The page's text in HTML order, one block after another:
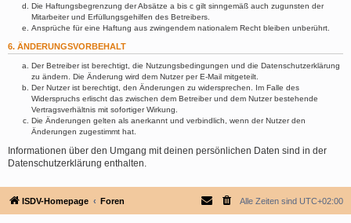
Die Haftungsbegrenzung der Absätze a bis c gilt sinngemäß auch zugunsten der
Mitarbeiter und Erfüllungsgehilfen des Betreibers.
Ansprüche für eine Haftung aus zwingendem nationalem Recht bleiben unberührt.
6. ÄNDERUNGSVORBEHALT
Der Betreiber ist berechtigt, die Nutzungsbedingungen und die Datenschutzerklärung
zu ändern. Die Änderung wird dem Nutzer per E-Mail mitgeteilt.
Der Nutzer ist berechtigt, den Änderungen zu widersprechen. Im Falle des
Widerspruchs erlischt das zwischen dem Betreiber und dem Nutzer bestehende
Vertragsverhältnis mit sofortiger Wirkung.
Die Änderungen gelten als anerkannt und verbindlich, wenn der Nutzer den
Änderungen zugestimmt hat.
Informationen über den Umgang mit deinen persönlichen Daten sind in der
Datenschutzerklärung enthalten.
ISDV-Homepage Foren Alle Zeiten sind UTC+02:00